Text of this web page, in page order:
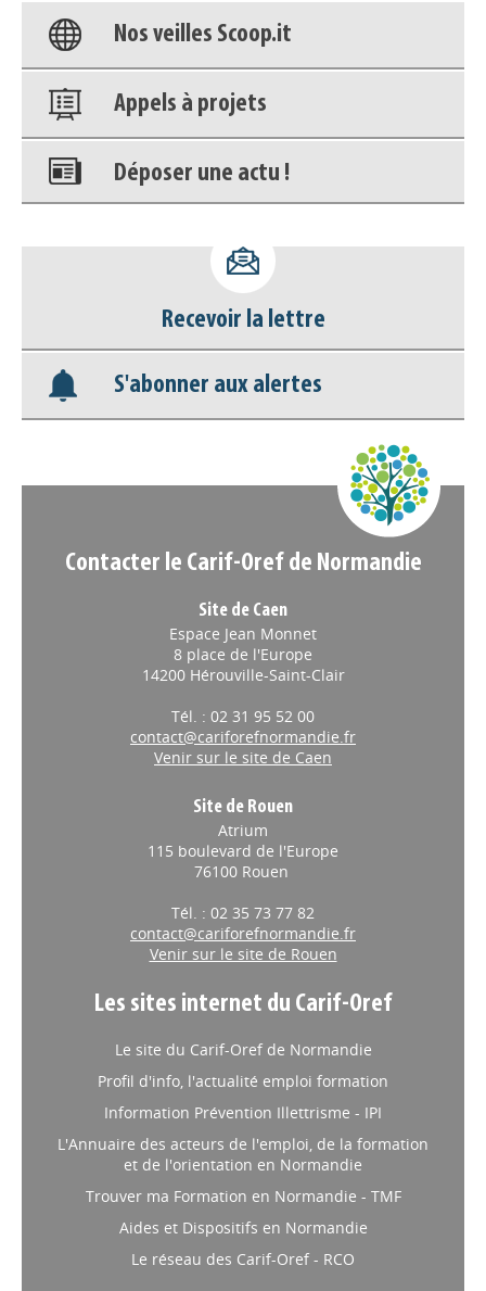
Nos veilles Scoop.it
Appels à projets
Déposer une actu !
déconnecter)
Base documentaire
Nos veilles Scoop.it
Recevoir la lettre
S'abonner aux alertes
Contacter le Carif-Oref de Normandie
Site de Caen
Espace Jean Monnet
8 place de l'Europe
14200 Hérouville-Saint-Clair
Tél. : 02 31 95 52 00
contact@cariforefnormandie.fr
Venir sur le site de Caen
Site de Rouen
Atrium
115 boulevard de l'Europe
76100 Rouen
Tél. : 02 35 73 77 82
contact@cariforefnormandie.fr
Venir sur le site de Rouen
Les sites internet du Carif-Oref
Le site du Carif-Oref de Normandie
Profil d'info, l'actualité emploi formation
Information Prévention Illettrisme - IPI
L'Annuaire des acteurs de l'emploi, de la formation
et de l'orientation en Normandie
Trouver ma Formation en Normandie - TMF
Aides et Dispositifs en Normandie
Le réseau des Carif-Oref - RCO